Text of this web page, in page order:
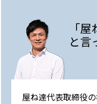
「
と言
屋ね達代表取締役の